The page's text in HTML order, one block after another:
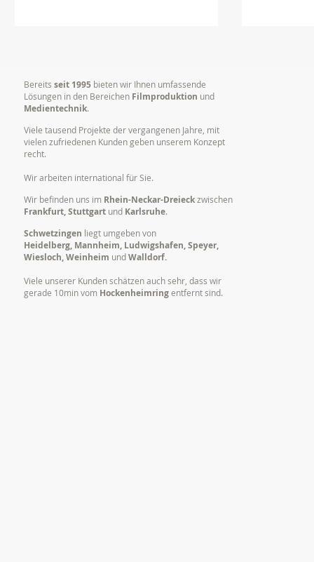
Bereits seit 1995 bieten wir Ihnen umfassende
Lösungen in den Bereichen Filmproduktion und
Medientechnik.
Viele tausend Projekte der vergangenen Jahre, mit
vielen zufriedenen Kunden geben unserem Konzept
recht.
Wir arbeiten international für Sie.
Wir befinden uns im Rhein-Neckar-Dreieckzwischen
Frankfurt, Stuttgart und Karlsruhe.
Schwetzingen liegt umgeben von
Heidelberg, Mannheim, Ludwigshafen, Speyer,
Wiesloch, Weinheim undWalldorf.
Viele unserer Kunden schätzen auch sehr, dass wir
gerade 10min vom Hockenheimringentfernt sind.